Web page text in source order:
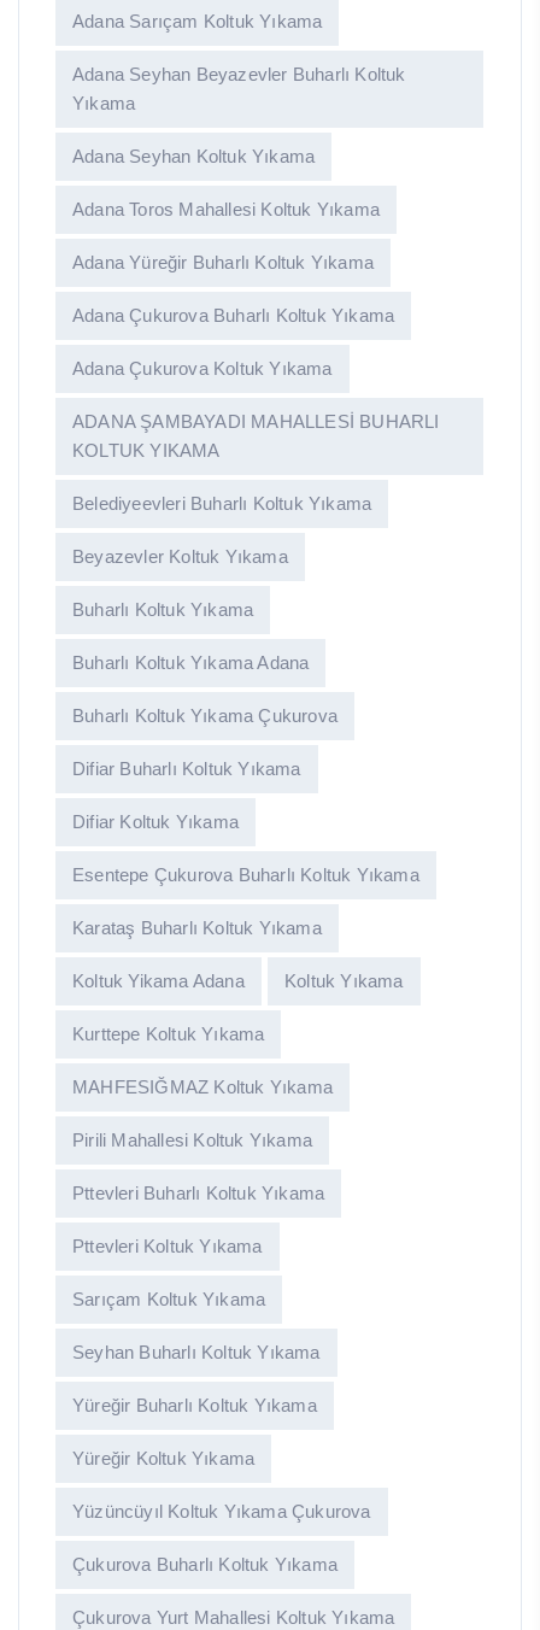
Adana Sarıçam Koltuk Yıkama
Adana Seyhan Beyazevler Buharlı Koltuk
Yıkama
Adana Seyhan Koltuk Yıkama
Adana Toros Mahallesi Koltuk Yıkama
Adana Yüreğir Buharlı Koltuk Yıkama
Adana Çukurova Buharlı Koltuk Yıkama
Adana Çukurova Koltuk Yıkama
ADANA ŞAMBAYADI MAHALLESİ BUHARLI
KOLTUK YIKAMA
Belediyeevleri Buharlı Koltuk Yıkama
Beyazevler Koltuk Yıkama
Buharlı Koltuk Yıkama
Buharlı Koltuk Yıkama Adana
Buharlı Koltuk Yıkama Çukurova
Difiar Buharlı Koltuk Yıkama
Difiar Koltuk Yıkama
Esentepe Çukurova Buharlı Koltuk Yıkama
Karataş Buharlı Koltuk Yıkama
Koltuk Yikama Adana Koltuk Yıkama
Kurttepe Koltuk Yıkama
MAHFESIĞMAZ Koltuk Yıkama
Pirili Mahallesi Koltuk Yıkama
Pttevleri Buharlı Koltuk Yıkama
Pttevleri Koltuk Yıkama
Sarıçam Koltuk Yıkama
Seyhan Buharlı Koltuk Yıkama
Yüreğir Buharlı Koltuk Yıkama
Yüreğir Koltuk Yıkama
Yüzüncüyıl Koltuk Yıkama Çukurova
Çukurova Buharlı Koltuk Yıkama
Çukurova Yurt Mahallesi Koltuk Yıkama